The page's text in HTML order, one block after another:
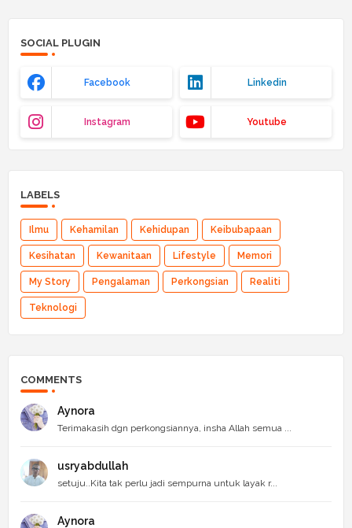
SOCIAL PLUGIN
Facebook Linkedin
Instagram Youtube
LABELS
Ilmu Kehamilan Kehidupan Keibubapaan
Kesihatan Kewanitaan Lifestyle Memori
My Story Pengalaman Perkongsian Realiti
Teknologi
COMMENTS
Aynora
Terimakasih dgn perkongsiannya, insha Allah semua ...
usryabdullah
setuju..Kita tak perlu jadi sempurna untuk layak r...
Aynora